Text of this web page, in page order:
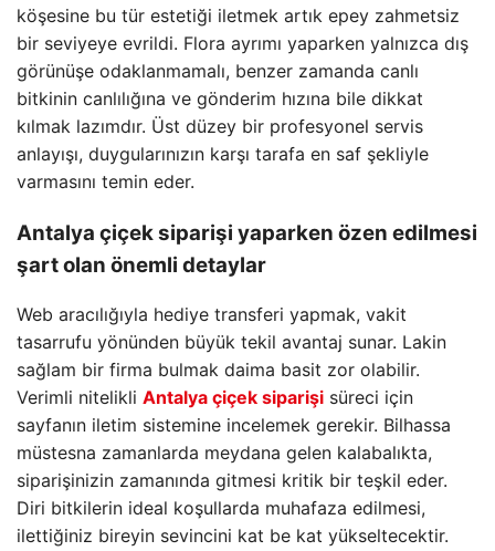
köşesine bu tür estetiği iletmek artık epey zahmetsiz
bir seviyeye evrildi. Flora ayrımı yaparken yalnızca dış
görünüşe odaklanmamalı, benzer zamanda canlı
bitkinin canlılığına ve gönderim hızına bile dikkat
kılmak lazımdır. Üst düzey bir profesyonel servis
anlayışı, duygularınızın karşı tarafa en saf şekliyle
varmasını temin eder.
Antalya çiçek siparişi yaparken özen edilmesi
şart olan önemli detaylar
Web aracılığıyla hediye transferi yapmak, vakit
tasarrufu yönünden büyük tekil avantaj sunar. Lakin
sağlam bir firma bulmak daima basit zor olabilir.
Verimli nitelikli Antalya çiçek siparişi süreci için
sayfanın iletim sistemine incelemek gerekir. Bilhassa
müstesna zamanlarda meydana gelen kalabalıkta,
siparişinizin zamanında gitmesi kritik bir teşkil eder.
Diri bitkilerin ideal koşullarda muhafaza edilmesi,
ilettiğiniz bireyin sevincini kat be kat yükseltecektir.